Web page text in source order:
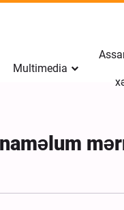
Multimedia